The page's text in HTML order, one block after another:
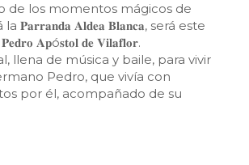
de los momentos mágicos de
𝐀𝐥𝐝𝐞𝐚 𝐁𝐥𝐚𝐧𝐜𝐚, será este
𝐀𝐩ó𝐬𝐭𝐨𝐥 𝐝𝐞 𝐕𝐢𝐥𝐚𝐟𝐥𝐨𝐫.
llena de música y baile, para vivir
Pedro, que vivía con
por él, acompañado de su